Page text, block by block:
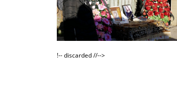
!-- discarded //-->